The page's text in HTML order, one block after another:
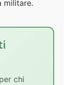
militare.
chi